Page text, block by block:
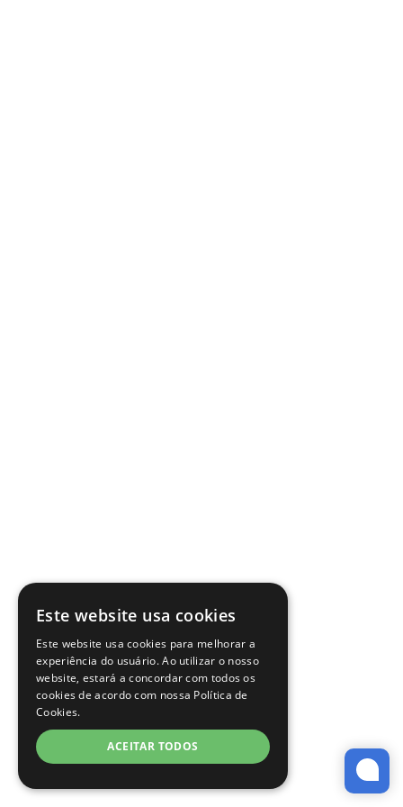
Este website usa cookies
Este website usa cookies para melhorar a
experiência do usuário. Ao utilizar o nosso
website, estará a concordar com todos os
cookies de acordo com nossa Política de
Cookies.
ACEITAR TODOS